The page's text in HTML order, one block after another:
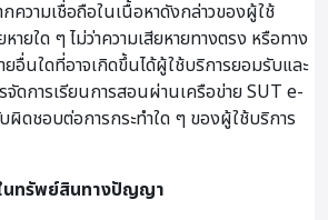
กความเชื่อถือในเนื้อหาดังกล่าวของผู้ใช้
หายใด ๆ ไม่ว่าความเสียหายทางตรง หรือทาง
อื่นใดที่อาจเกิดขึ้นได้ผู้ใช้บริการยอมรับและ
จัดการเรียนการสอนผ่านเครือข่าย SUT e-
ผิดชอบต่อการกระทำใด ๆ ของผู้ใช้บริการ
นทรัพย์สินทางปัญญา